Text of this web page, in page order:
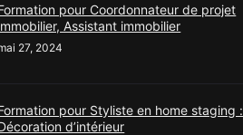
pour Coordonnateur de projet
Assistant immobilier
27, 2024
pour Styliste en home staging :
d’intérieur